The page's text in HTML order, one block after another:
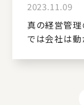
2023.11.09
真の経営管
では会社は